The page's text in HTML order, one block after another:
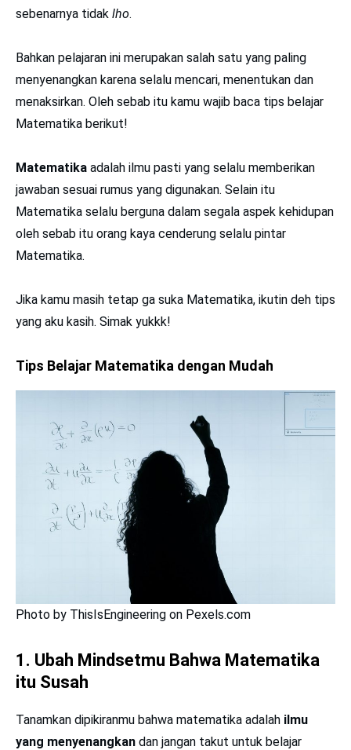
sebenarnya tidak lho.
Bahkan pelajaran ini merupakan salah satu yang paling
menyenangkan karena selalu mencari, menentukan dan
menaksirkan. Oleh sebab itu kamu wajib baca tips belajar
Matematika berikut!
Matematika adalah ilmu pasti yang selalu memberikan
jawaban sesuai rumus yang digunakan. Selain itu
Matematika selalu berguna dalam segala aspek kehidupan
oleh sebab itu orang kaya cenderung selalu pintar
Matematika.
Jika kamu masih tetap ga suka Matematika, ikutin deh tips
yang aku kasih. Simak yukkk!
Tips Belajar Matematika dengan Mudah
Photo by ThisIsEngineering on Pexels.com
1. Ubah Mindsetmu Bahwa Matematika
itu Susah
Tanamkan dipikiranmu bahwa matematika adalah ilmu
yang menyenangkan dan jangan takut untuk belajar